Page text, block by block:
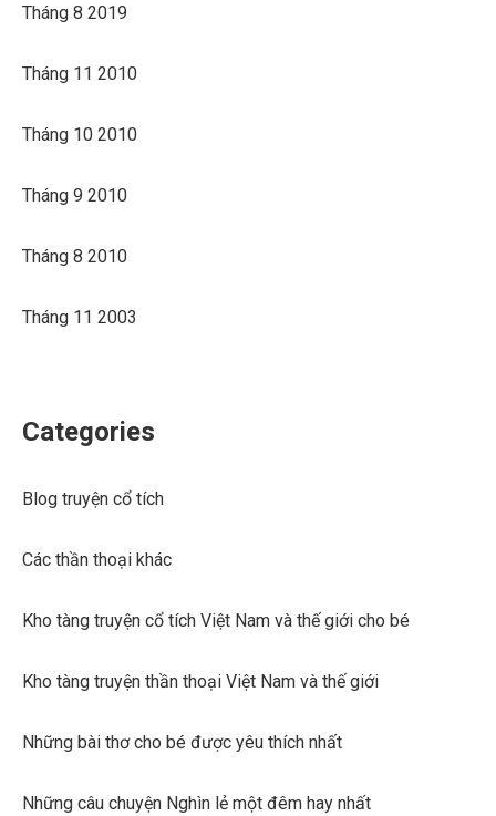
Tháng 8 2019
Tháng 11 2010
Tháng 10 2010
Tháng 9 2010
Tháng 8 2010
Tháng 11 2003
Categories
Blog truyện cổ tích
Các thần thoại khác
Kho tàng truyện cổ tích Việt Nam và thế giới cho bé
Kho tàng truyện thần thoại Việt Nam và thế giới
Những bài thơ cho bé được yêu thích nhất
Những câu chuyện Nghìn lẻ một đêm hay nhất